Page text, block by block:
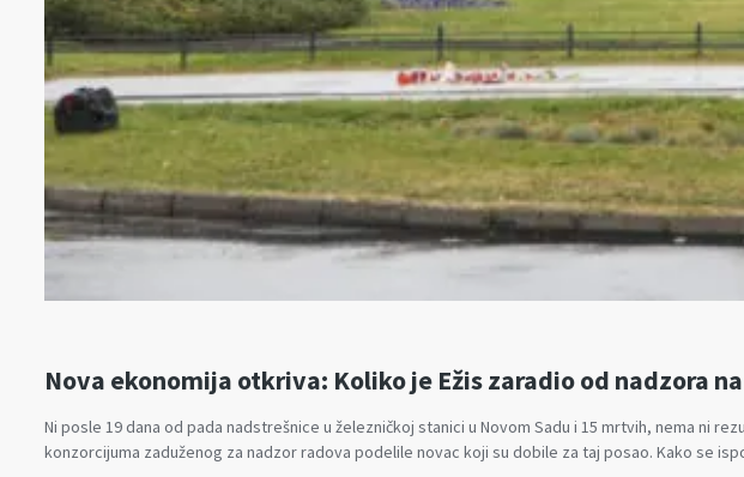
Nova ekonomija otkriva: Koliko je Ežis zaradio od nadzora
Ni posle 19 dana od pada nadstrešnice u železničkoj stanici u Novom Sadu i 15 mrtvih, nema ni
konzorcijuma zaduženog za nadzor radova podelile novac koji su dobile za taj posao. Kako se